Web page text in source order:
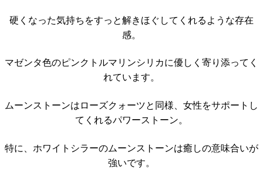
硬くなった気持ちをすっと解きほぐしてくれるような存在
感。
マゼンタ色のピンクトルマリンシリカに優しく寄り添ってく
れています。
ムーンストーンはローズクォーツと同様、女性をサポートし
てくれるパワーストーン。
特に、ホワイトシラーのムーンストーンは癒しの意味合いが
強いです。